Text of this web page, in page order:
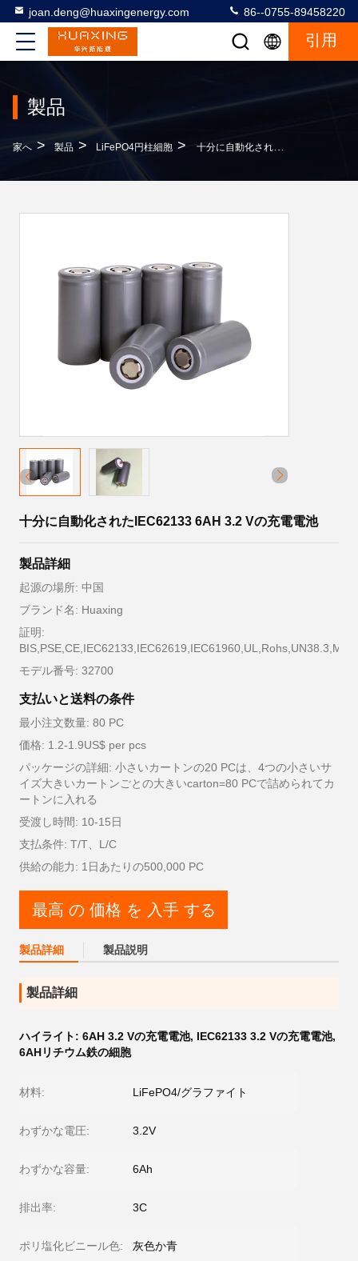
joan.deng@huaxingenergy.com 86--0755-89458220
引用
製品
家へ > 製品 > LiFePO4円柱細胞 > 十分に自動化されたIEC62133 6AH 3.2 Vの充電電池
十分に自動化されたIEC62133 6AH 3.2 Vの充電電池
製品詳細
起源の場所: 中国
ブランド名: Huaxing
証明:
モデル番号: 32700
支払いと送料の条件
最小注文数量: 80 PC
価格: 1.2-1.9US$ per pcs
パッケージの詳細: 小さいカートンの20 PCは、4つの小さいサ
イズ大きいカートンごとの大きいcarton=80 PCで詰められてカ
ートンに入れる
受渡し時間: 10-15日
支払条件: T/T、L/C
供給の能力: 1日あたりの500,000 PC
最高 の 価格 を 入手 する
製品詳細 製品説明
製品詳細
ハイライト: 6AH 3.2 Vの充電電池, IEC62133 3.2 Vの充電電池,
6AHリチウム鉄の細胞
材料: LiFePO4/グラファイト
わずかな電圧: 3.2V
わずかな容量: 6Ah
排出率: 3C
ポリ塩化ビニール色: 灰色か青